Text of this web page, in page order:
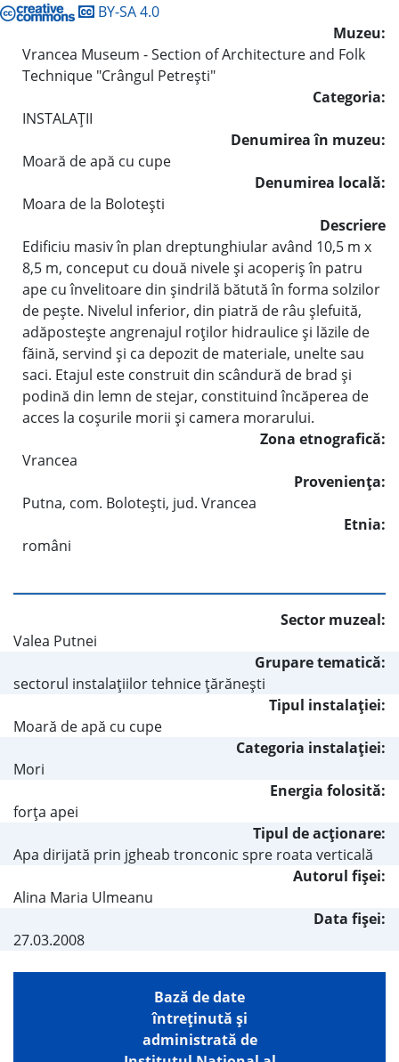
BY-SA 4.0
Muzeu:
Vrancea Museum - Section of Architecture and Folk
Technique "Crângul Petreşti"
Categoria:
INSTALAŢII
Denumirea în muzeu:
Moară de apă cu cupe
Denumirea locală:
Moara de la Boloteşti
Descriere
Edificiu masiv în plan dreptunghiular având 10,5 m x
8,5 m, conceput cu două nivele şi acoperiş în patru
ape cu învelitoare din şindrilă bătută în forma solzilor
de peşte. Nivelul inferior, din piatră de râu şlefuită,
adăposteşte angrenajul roţilor hidraulice şi lăzile de
făină, servind şi ca depozit de materiale, unelte sau
saci. Etajul este construit din scândură de brad şi
podină din lemn de stejar, constituind încăperea de
acces la coşurile morii şi camera morarului.
Zona etnografică:
Vrancea
Provenienţa:
Putna, com. Boloteşti, jud. Vrancea
Etnia:
români
Sector muzeal:
Valea Putnei
Grupare tematică:
sectorul instalaţiilor tehnice ţărăneşti
Tipul instalaţiei:
Moară de apă cu cupe
Categoria instalaţiei:
Mori
Energia folosită:
forţa apei
Tipul de acţionare:
Apa dirijată prin jgheab tronconic spre roata verticală
Autorul fişei:
Alina Maria Ulmeanu
Data fișei:
27.03.2008
Bază de date
întreţinută şi
administrată de